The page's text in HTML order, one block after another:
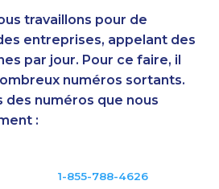
travaillons pour de
entreprises, appelant des
par jour. Pour ce faire, il
numéros sortants.
des numéros que nous
:
1-855-788-4626